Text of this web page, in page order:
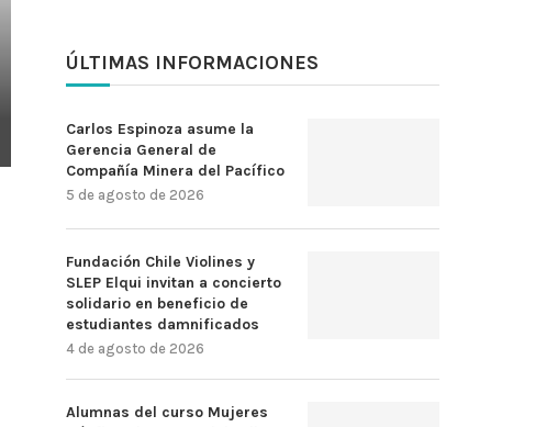
ÚLTIMAS INFORMACIONES
Carlos Espinoza asume la
Gerencia General de
Compañía Minera del Pacífico
5 de agosto de 2026
Fundación Chile Violines y
SLEP Elqui invitan a concierto
solidario en beneficio de
estudiantes damnificados
4 de agosto de 2026
Alumnas del curso Mujeres